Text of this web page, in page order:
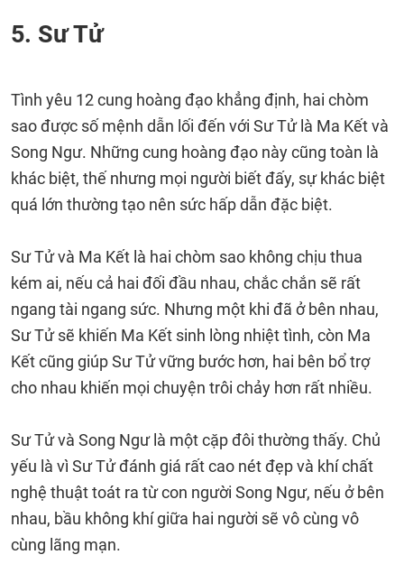
5. Sư Tử
Tình yêu 12 cung hoàng đạo khẳng định, hai chòm
sao được số mệnh dẫn lối đến với Sư Tử là Ma Kết và
Song Ngư. Những cung hoàng đạo này cũng toàn là
khác biệt, thế nhưng mọi người biết đấy, sự khác biệt
quá lớn thường tạo nên sức hấp dẫn đặc biệt.
Sư Tử và Ma Kết là hai chòm sao không chịu thua
kém ai, nếu cả hai đối đầu nhau, chắc chắn sẽ rất
ngang tài ngang sức. Nhưng một khi đã ở bên nhau,
Sư Tử sẽ khiến Ma Kết sinh lòng nhiệt tình, còn Ma
Kết cũng giúp Sư Tử vững bước hơn, hai bên bổ trợ
cho nhau khiến mọi chuyện trôi chảy hơn rất nhiều.
Sư Tử và Song Ngư là một cặp đôi thường thấy. Chủ
yếu là vì Sư Tử đánh giá rất cao nét đẹp và khí chất
nghệ thuật toát ra từ con người Song Ngư, nếu ở bên
nhau, bầu không khí giữa hai người sẽ vô cùng vô
cùng lãng mạn.